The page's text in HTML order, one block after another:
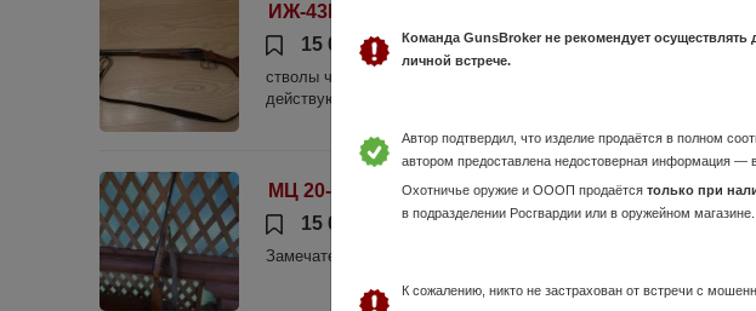
ИЖ-43Е кал. 12
15 000 руб.
Вологодская область, Череповец
стволы чок и получок, эжекторы, состояние хорошее, хранение
действующему разрешению через ОЛР УВД Череповца
МЦ 20-01
15 000 руб.
Вологодская область, Тотьма
Замечательное ружье, приклад деревянный с инкрустацией.
Команда GunsBroker не рекомендует
личной встрече.
Автор подтвердил, что изделие продаётся в полном
автором предоставлена недостоверная информация —
Охотничье оружие и ОООП продаётся только при
в подразделении Росгвардии или в оружейном магазине.
К сожалению, никто не застрахован от встречи с